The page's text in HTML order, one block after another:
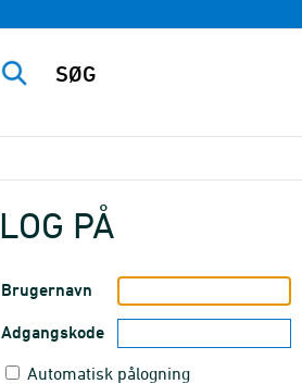
LOG PÅ
Brugernavn
Adgangskode
Automatisk pålogning